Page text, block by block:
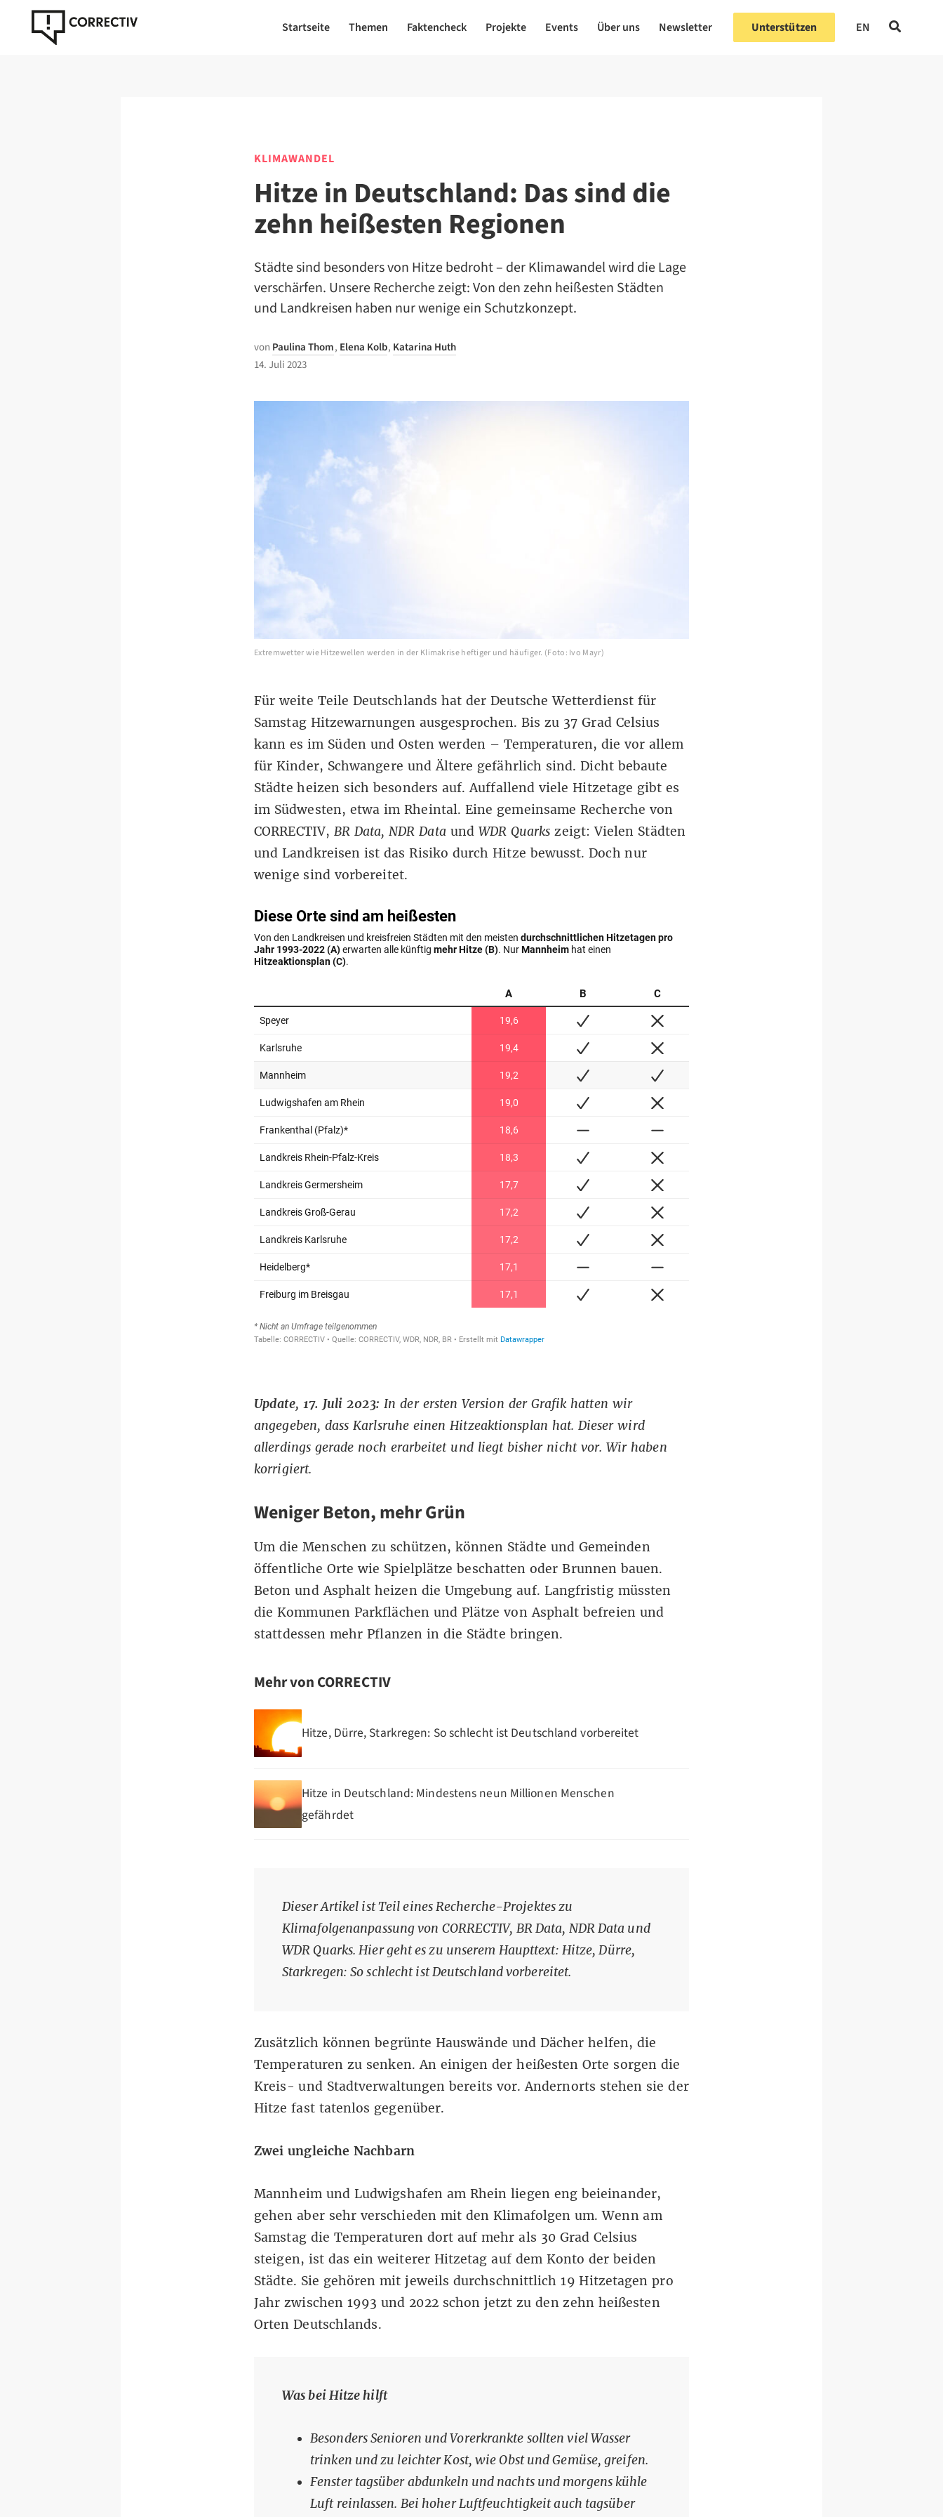
Startseite Themen Faktencheck Projekte Events Über uns Newsletter Unterstützen EN
KLIMAWANDEL
Hitze in Deutschland: Das sind die
zehn heißesten Regionen
Städte sind besonders von Hitze bedroht – der Klimawandel wird die Lage
verschärfen. Unsere Recherche zeigt: Von den zehn heißesten Städten
und Landkreisen haben nur wenige ein Schutzkonzept.
von Paulina Thom, Elena Kolb, Katarina Huth
14. Juli 2023
Extremwetter wie Hitzewellen werden in der Klimakrise heftiger und häufiger. (Foto: Ivo Mayr)
Für weite Teile Deutschlands hat der Deutsche Wetterdienst für
Samstag Hitzewarnungen ausgesprochen. Bis zu 37 Grad Celsius
kann es im Süden und Osten werden – Temperaturen, die vor allem
für Kinder, Schwangere und Ältere gefährlich sind. Dicht bebaute
Städte heizen sich besonders auf. Auffallend viele Hitzetage gibt es
im Südwesten, etwa im Rheintal. Eine gemeinsame Recherche von
CORRECTIV, BR Data, NDR Data und WDR Quarkszeigt: Vielen Städten
und Landkreisen ist das Risiko durch Hitze bewusst.Doch nur
wenige sind vorbereitet.
Update, 17. Juli 2023: In der ersten Version der Grafik hatten wir
angegeben, dass Karlsruhe einen Hitzeaktionsplan hat. Dieser wird
allerdings gerade noch erarbeitet und liegt bisher nicht vor. Wir haben
korrigiert.
Weniger Beton, mehr Grün
Um die Menschen zu schützen, können Städte und Gemeinden
öffentliche Orte wie Spielplätze beschatten oder Brunnen bauen.
Beton und Asphalt heizen die Umgebung auf. Langfristig müssten
die Kommunen Parkflächen und Plätze von Asphalt befreien und
stattdessen mehr Pflanzen in die Städte bringen.
Mehr von CORRECTIV
Hitze, Dürre, Starkregen: So schlecht ist Deutschland vorbereitet
Hitze in Deutschland: Mindestens neun Millionen Menschen
gefährdet
Dieser Artikel ist Teil eines Recherche-Projektes zu
Klimafolgenanpassung von CORRECTIV, BR Data, NDR Data und
WDR Quarks. Hier geht es zu unserem Haupttext: Hitze, Dürre,
Starkregen: So schlecht ist Deutschland vorbereitet.
Zusätzlich können begrünte Hauswände und Dächer helfen, die
Temperaturen zu senken. An einigen der heißesten Orte sorgen die
Kreis- und Stadtverwaltungen bereits vor. Andernorts stehen sie der
Hitze fast tatenlos gegenüber.
Zwei ungleiche Nachbarn
Mannheim und Ludwigshafen am Rhein liegen eng beieinander,
gehen aber sehr verschieden mit den Klimafolgen um. Wenn am
Samstag die Temperaturen dort auf mehr als 30 Grad Celsius
steigen, ist das ein weiterer Hitzetag auf dem Konto der beiden
Städte. Sie gehören mit jeweils durchschnittlich 19 Hitzetagen pro
Jahr zwischen 1993 und 2022 schon jetzt zu den zehn heißesten
Orten Deutschlands.
Was bei Hitze hilft
Besonders Senioren und Vorerkrankte sollten viel Wasser
trinken und zu leichter Kost, wie Obst und Gemüse, greifen.
Fenster tagsüber abdunkeln und nachts und morgens kühle
Luft reinlassen. Bei hoher Luftfeuchtigkeit auch tagsüber